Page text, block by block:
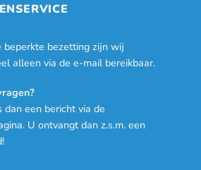
beperkte bezetting zijn wij
alleen via de e-mail bereikbaar.
dan een bericht via de
U ontvangt dan z.s.m. een